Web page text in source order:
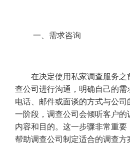
一、需求咨询
在决定使用私家调查服务
查公司进行沟通，明确自己的
电话、邮件或面谈的方式与公
一阶段，调查公司会倾听客户
内容和目的。这一步骤非常重
帮助调查公司制定适合的调查方